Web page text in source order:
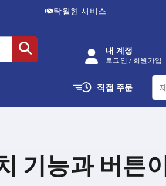
탁월한 서비스
내 계정
로그인 / 회원가입
직접 주문
기능과 버튼